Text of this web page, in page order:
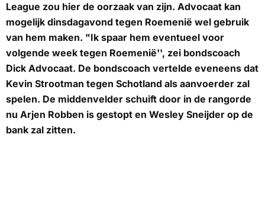
League zou hier de oorzaak van zijn. Advocaat kan
mogelijk dinsdagavond tegen Roemenië wel gebruik
van hem maken. "Ik spaar hem eventueel voor
volgende week tegen Roemenië'', zei bondscoach
Dick Advocaat. De bondscoach vertelde eveneens dat
Kevin Strootman tegen Schotland als aanvoerder zal
spelen. De middenvelder schuift door in de rangorde
nu Arjen Robben is gestopt en Wesley Sneijder op de
bank zal zitten.